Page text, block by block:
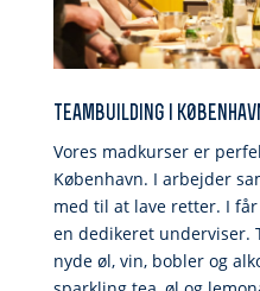
teambuilding i
Vores madkurser er
København. I arbejder
med til at lave retter. I
en dedikeret underviser.
nyde øl, vin, bobler og